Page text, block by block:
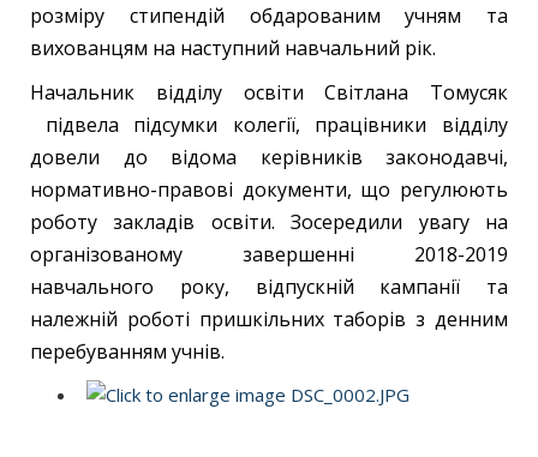
розміру стипендій обдарованим учням та
вихованцям на наступний навчальний рік.
Начальник відділу освіти Світлана Томусяк
підвела підсумки колегії, працівники відділу
довели до відома керівників законодавчі,
нормативно-правові документи, що регулюють
роботу закладів освіти. Зосередили увагу на
організованому завершенні 2018-2019
навчального року, відпускній кампанії та
належній роботі пришкільних таборів з денним
перебуванням учнів.